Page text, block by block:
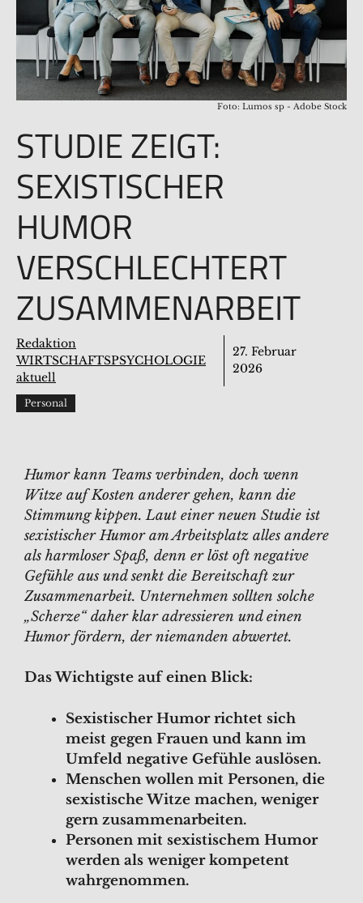
STUDIE ZEIGT:
SEXISTISCHER
HUMOR
VERSCHLECHTERT
ZUSAMMENARBEIT
Redaktion
WIRTSCHAFTSPSYCHOLOGIE
aktuell
27. Februar
2026
Personal
Foto: Lumos sp - Adobe Stock
Humor kann Teams verbinden, doch wenn
Witze auf Kosten anderer gehen, kann die
Stimmung kippen. Laut einer neuen Studie ist
sexistischer Humor am Arbeitsplatz alles andere
als harmloser Spaß, denn er löst oft negative
Gefühle aus und senkt die Bereitschaft zur
Zusammenarbeit. Unternehmen sollten solche
„Scherze“ daher klar adressieren und einen
Humor fördern, der niemanden abwertet.
Das Wichtigste auf einen Blick:
Sexistischer Humor richtet sich
meist gegen Frauen und kann im
Umfeld negative Gefühle auslösen.
Menschen wollen mit Personen, die
sexistische Witze machen, weniger
gern zusammenarbeiten.
Personen mit sexistischem Humor
werden als weniger kompetent
wahrgenommen.